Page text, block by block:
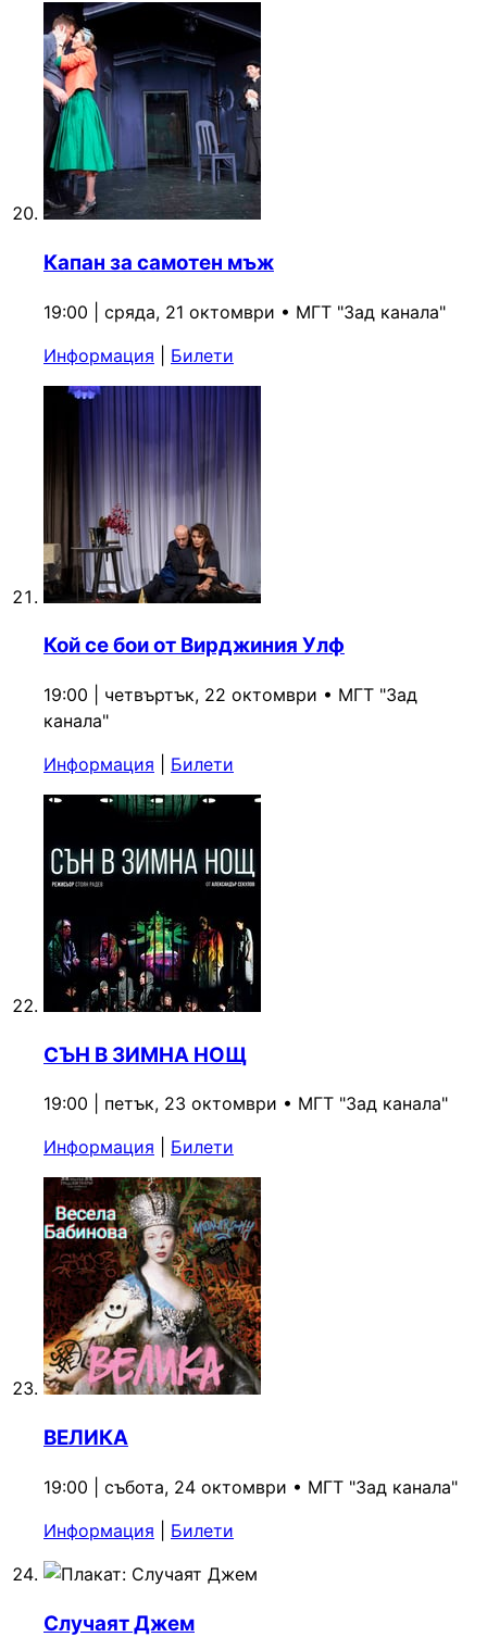
Капан за самотен мъж
19:00 | сряда, 21 октомври • МГТ "Зад канала"
Информация
Билети
Кой се бои от Вирджиния Улф
19:00 | четвъртък, 22 октомври • МГТ "Зад
канала"
Информация
Билети
СЪН В ЗИМНА НОЩ
19:00 | петък, 23 октомври • МГТ "Зад канала"
Информация
Билети
ВЕЛИКА
19:00 | събота, 24 октомври • МГТ "Зад канала"
Информация
Билети
Случаят Джем